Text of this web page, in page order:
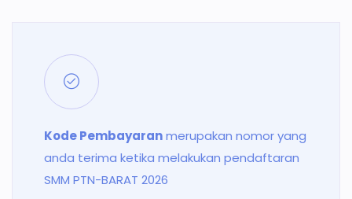
Kode Pembayaranmerupakan nomor yang
anda terima ketika melakukan pendaftaran
SMM PTN-BARAT 2026